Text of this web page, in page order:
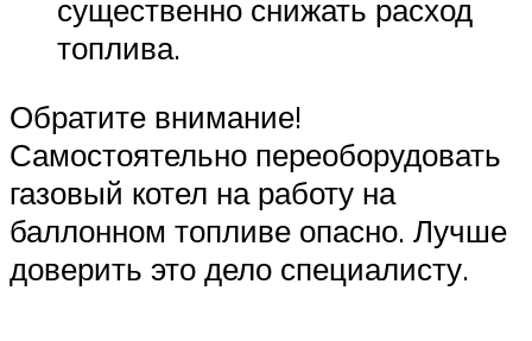
существенно снижать расход
топлива.
Обратите внимание!
Самостоятельно переоборудовать
газовый котел на работу на
баллонном топливе опасно. Лучше
доверить это дело специалисту.